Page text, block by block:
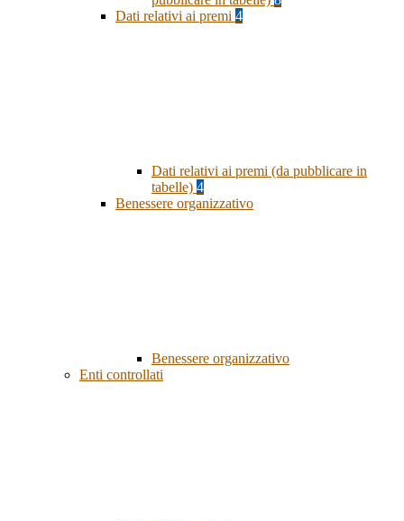
Dati relativi ai premi 4
Dati relativi ai premi (da pubblicare in
tabelle) 4
Benessere organizzativo
Benessere organizzativo
Enti controllati